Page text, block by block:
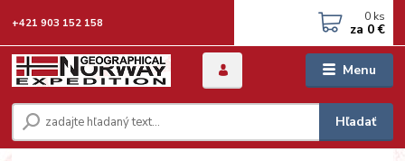
Menu
Hľadať
+421 903 152 158 0 ks
za 0 €